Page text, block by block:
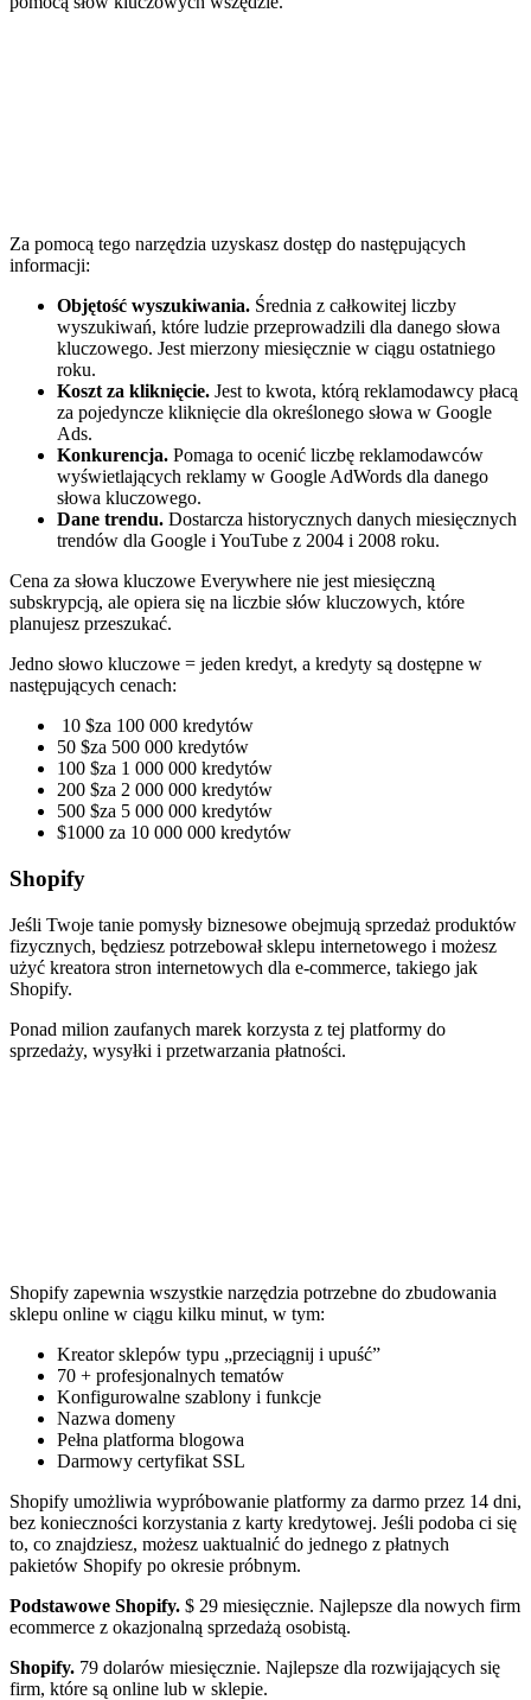
Za pomocą tego narzędzia uzyskasz dostęp do następujących
informacji:
Objętość wyszukiwania. Średnia z całkowitej liczby
wyszukiwań, które ludzie przeprowadzili dla danego słowa
kluczowego. Jest mierzony miesięcznie w ciągu ostatniego
roku.
Koszt za kliknięcie. Jest to kwota, którą reklamodawcy płacą
za pojedyncze kliknięcie dla określonego słowa w Google
Ads.
Konkurencja. Pomaga to ocenić liczbę reklamodawców
wyświetlających reklamy w Google AdWords dla danego
słowa kluczowego.
Dane trendu. Dostarcza historycznych danych miesięcznych
trendów dla Google i YouTube z 2004 i 2008 roku.
Cena za słowa kluczowe Everywhere nie jest miesięczną
subskrypcją, ale opiera się na liczbie słów kluczowych, które
planujesz przeszukać.
Jedno słowo kluczowe = jeden kredyt, a kredyty są dostępne w
następujących cenach:
10 $za 100 000 kredytów
50 $za 500 000 kredytów
100 $za 1 000 000 kredytów
200 $za 2 000 000 kredytów
500 $za 5 000 000 kredytów
$1000 za 10 000 000 kredytów
Shopify
Jeśli Twoje tanie pomysły biznesowe obejmują sprzedaż produktów
fizycznych, będziesz potrzebował sklepu internetowego i możesz
użyć kreatora stron internetowych dla e-commerce, takiego jak
Shopify.
Ponad milion zaufanych marek korzysta z tej platformy do
sprzedaży, wysyłki i przetwarzania płatności.
Shopify zapewnia wszystkie narzędzia potrzebne do zbudowania
sklepu online w ciągu kilku minut, w tym:
Kreator sklepów typu „przeciągnij i upuść”
70 + profesjonalnych tematów
Konfigurowalne szablony i funkcje
Nazwa domeny
Pełna platforma blogowa
Darmowy certyfikat SSL
Shopify umożliwia wypróbowanie platformy za darmo przez 14 dni,
bez konieczności korzystania z karty kredytowej. Jeśli podoba ci się
to, co znajdziesz, możesz uaktualnić do jednego z płatnych
pakietów Shopify po okresie próbnym.
Podstawowe Shopify. $ 29 miesięcznie. Najlepsze dla nowych firm
ecommerce z okazjonalną sprzedażą osobistą.
Shopify. 79 dolarów miesięcznie. Najlepsze dla rozwijających się
firm, które są online lub w sklepie.